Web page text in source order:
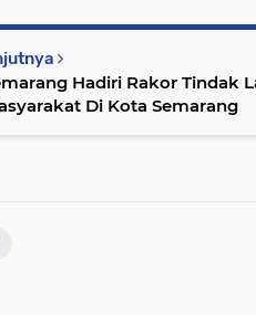
Hadiri Rakor Tindak
Di Kota Semarang